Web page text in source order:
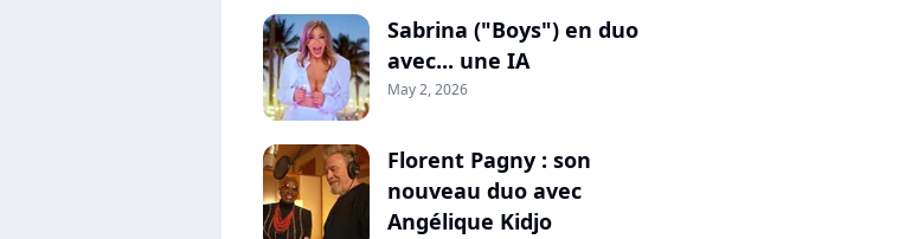
Sabrina ("Boys") en duo
avec... une IA
May 2, 2026
Florent Pagny : son
nouveau duo avec
Angélique Kidjo